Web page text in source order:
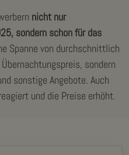
nicht nur
sondern schon für das
Spanne von durchschnittlich
sondern
sonstige Angebote. Auch
und die Preise erhöht.